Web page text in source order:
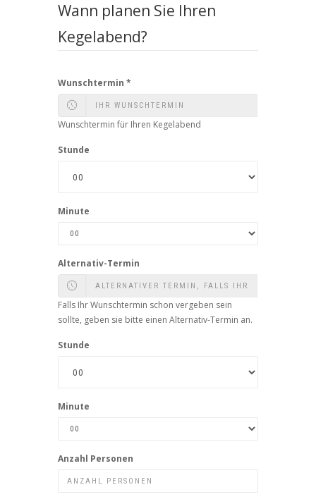
Wann planen Sie Ihren
Kegelabend?
Wunschtermin*
Wunschtermin für Ihren Kegelabend
Stunde
Minute
Alternativ-Termin
Falls Ihr Wunschtermin schon vergeben sein
sollte, geben sie bitte einen Alternativ-Termin an.
Stunde
Minute
Anzahl Personen